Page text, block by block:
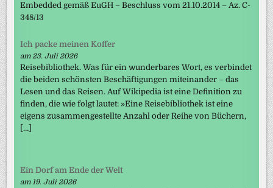
Embedded gemäß EuGH – Beschluss vom 21.10.2014 – Az. C-
348/13
Ich packe meinen Koffer
am 23. Juli 2026
Reisebibliothek. Was für ein wunderbares Wort, es verbindet
die beiden schönsten Beschäftigungen miteinander – das
Lesen und das Reisen. Auf Wikipedia ist eine Definition zu
finden, die wie folgt lautet: »Eine Reisebibliothek ist eine
eigens zusammengestellte Anzahl oder Reihe von Büchern,
[…]
Ein Dorf am Ende der Welt
am 19. Juli 2026